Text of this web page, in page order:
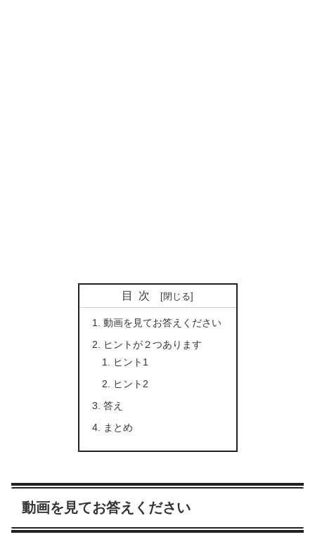
目次
動画を見てお答えください
ヒントが２つあります
ヒント1
ヒント2
答え
まとめ
動画を見てお答えください